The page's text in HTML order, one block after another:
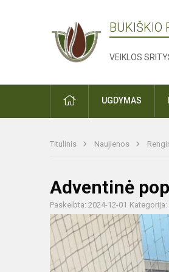
BUKIŠKIO
VEIKLOS
PRADŽIAUGDYMAS
Titulinis Naujienos
Adventinė
Paskelbta: 2024-12-01 Kategorija: